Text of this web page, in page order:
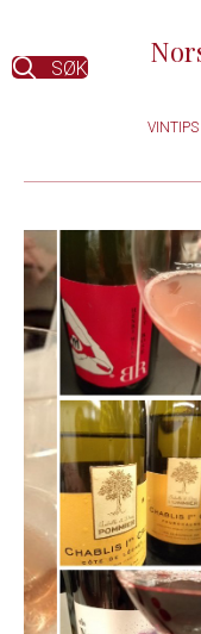
SØK
VINTIPS